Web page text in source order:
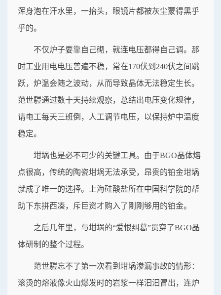
浑身泡在汗水里，一抬头，眼镜片都被灰尘蒙得黑乎
乎的。
不仅炉子要靠自己砌，就连电压都得自己调。那
时工业用电电压普遍不稳，常在170伏到240伏之间跳
跃，炉温会随之波动，从而导致晶体无法稳定生长。
范世𩥉通过数十天持续观察，总结出电压变化规律，
请电工每天三班倒，人工调节电压，以保持炉中温度
稳定。
坩埚也是必不可少的关键工具。由于BGO晶体熔
点很高，传统的陶瓷坩埚无法承受，昂贵的铂金坩埚
就成了唯一的选择。上海硅酸盐所在中国科学院的帮
助下东拼西凑，斥巨资才购入了刚刚够用的铂金。
之后几年里，与坩埚的“爱恨纠葛”贯穿了BGO晶
体研制的整个过程。
范世𩥉忘不了第一次看到坩埚渗漏事故的情形：
滚烫的熔液像火山爆发时的岩浆一样汩汩冒出，连炉